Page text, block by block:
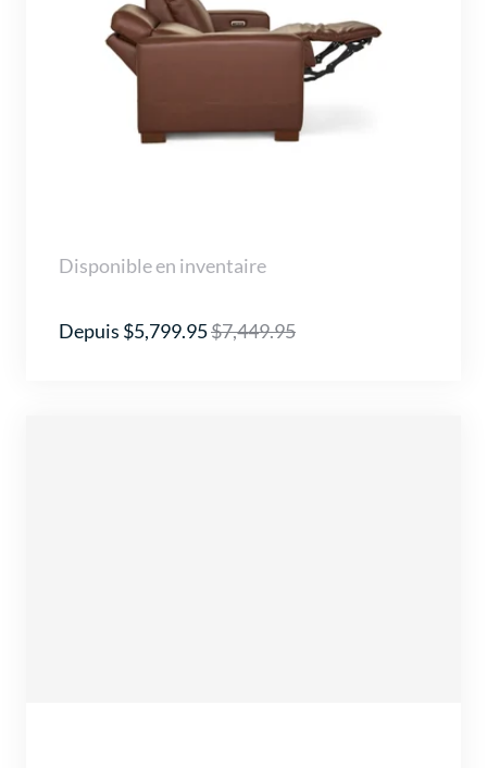
Disponible en inventaire
Depuis $5,799.95$7,449.95